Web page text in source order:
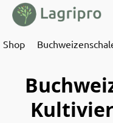
Shop